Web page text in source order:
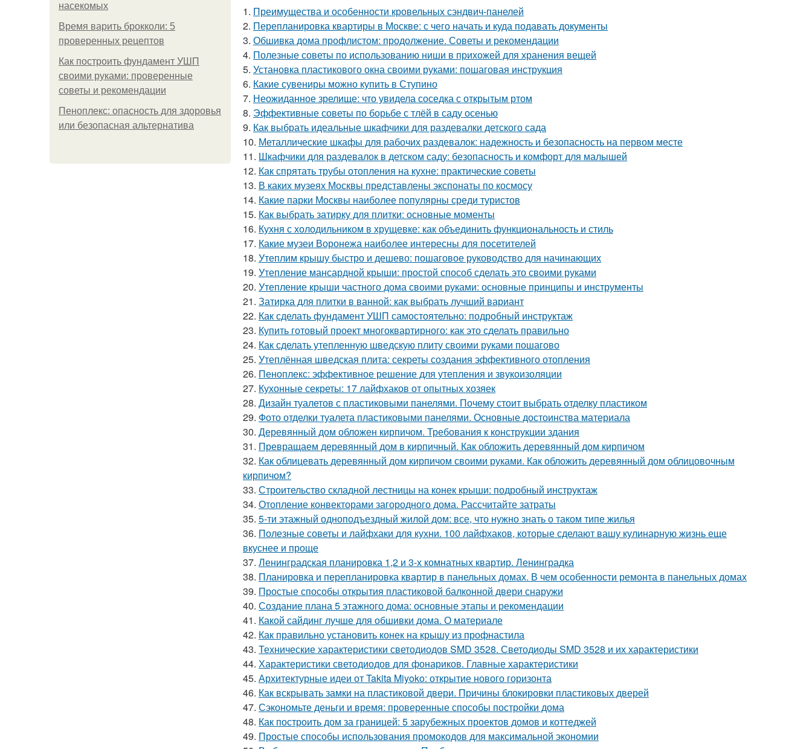
насекомых
Время варить брокколи: 5
проверенных рецептов
Как построить фундамент УШП
своими руками: проверенные
советы и рекомендации
Пеноплекс: опасность для здоровья
или безопасная альтернатива
1. Преимущества и особенности кровельных сэндвич-панелей
2. Перепланировка квартиры в Москве: с чего начать и куда подавать документы
3. Обшивка дома профлистом: продолжение. Советы и рекомендации
4. Полезные советы по использованию ниши в прихожей для хранения вещей
5. Установка пластикового окна своими руками: пошаговая инструкция
6. Какие сувениры можно купить в Ступино
7. Неожиданное зрелище: что увидела соседка с открытым ртом
8. Эффективные советы по борьбе с тлёй в саду осенью
9. Как выбрать идеальные шкафчики для раздевалки детского сада
10. Металлические шкафы для рабочих раздевалок: надежность и безопасность на первом месте
11. Шкафчики для раздевалок в детском саду: безопасность и комфорт для малышей
12. Как спрятать трубы отопления на кухне: практические советы
13. В каких музеях Москвы представлены экспонаты по космосу
14. Какие парки Москвы наиболее популярны среди туристов
15. Как выбрать затирку для плитки: основные моменты
16. Кухня с холодильником в хрущевке: как объединить функциональность и стиль
17. Какие музеи Воронежа наиболее интересны для посетителей
18. Утеплим крышу быстро и дешево: пошаговое руководство для начинающих
19. Утепление мансардной крыши: простой способ сделать это своими руками
20. Утепление крыши частного дома своими руками: основные принципы и инструменты
21. Затирка для плитки в ванной: как выбрать лучший вариант
22. Как сделать фундамент УШП самостоятельно: подробный инструктаж
23. Купить готовый проект многоквартирного: как это сделать правильно
24. Как сделать утепленную шведскую плиту своими руками пошагово
25. Утеплённая шведская плита: секреты создания эффективного отопления
26. Пеноплекс: эффективное решение для утепления и звукоизоляции
27. Кухонные секреты: 17 лайфхаков от опытных хозяек
28. Дизайн туалетов с пластиковыми панелями. Почему стоит выбрать отделку пластиком
29. Фото отделки туалета пластиковыми панелями. Основные достоинства материала
30. Деревянный дом обложен кирпичом. Требования к конструкции здания
31. Превращаем деревянный дом в кирпичный. Как обложить деревянный дом кирпичом
32. Как облицевать деревянный дом кирпичом своими руками. Как обложить деревянный дом облицовочным
кирпичом?
33. Строительство складной лестницы на конек крыши: подробный инструктаж
34. Отопление конвекторами загородного дома. Рассчитайте затраты
35. 5-ти этажный одноподъездный жилой дом: все, что нужно знать о таком типе жилья
36. Полезные советы и лайфхаки для кухни. 100 лайфхаков, которые сделают вашу кулинарную жизнь еще
вкуснее и проще
37. Ленинградская планировка 1,2 и 3-х комнатных квартир. Ленинградка
38. Планировка и перепланировка квартир в панельных домах. В чем особенности ремонта в панельных домах
39. Простые способы открытия пластиковой балконной двери снаружи
40. Создание плана 5 этажного дома: основные этапы и рекомендации
41. Какой сайдинг лучше для обшивки дома. О материале
42. Как правильно установить конек на крышу из профнастила
43. Технические характеристики светодиодов SMD 3528. Светодиоды SMD 3528 и их характеристики
44. Характеристики светодиодов для фонариков. Главные характеристики
45. Архитектурные идеи от Takita Miyoko: открытие нового горизонта
46. Как вскрывать замки на пластиковой двери. Причины блокировки пластиковых дверей
47. Сэкономьте деньги и время: проверенные способы постройки дома
48. Как построить дом за границей: 5 зарубежных проектов домов и коттеджей
49. Простые способы использования промокодов для максимальной экономии